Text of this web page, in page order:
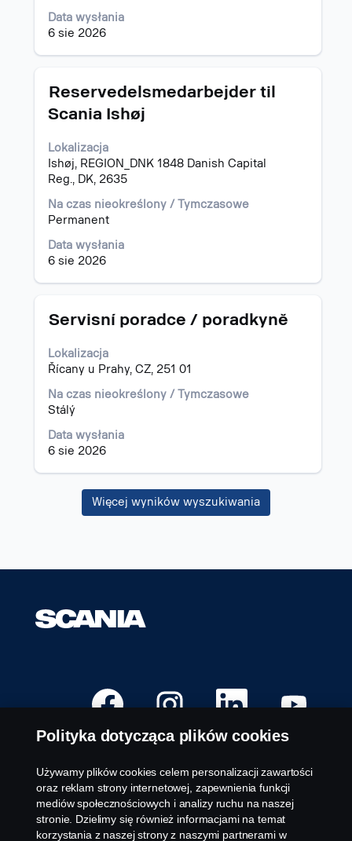
Data wysłania
6 sie 2026
oferty
pracy.
Tytuł
Reservedelsmedarbejder til
Scania Ishøj
Lokalizacja
Ishøj, REGION_DNK 1848 Danish Capital
Reg., DK, 2635
Na czas nieokreślony / Tymczasowe
Permanent
Data wysłania
6 sie 2026
Zaznacz
pomocą
aby
wyświetlić
pełną
treść
danych
pracy.
Tytuł
Servisní poradce / poradkyně
Lokalizacja
Řícany u Prahy, CZ, 251 01
Na czas nieokreślony / Tymczasowe
Stálý
Data wysłania
6 sie 2026
Zaznacz
pomocą
spacji,
wyświetlić
pełną
danych
oferty
pracy.
Więcej wyników wyszukiwania
w
e
r
s
i
ę
n
a
n
o
w
e
r
i
ę
n
a
n
o
O
w
e
r
i
ę
n
a
n
o
w
e
r
i
ę
n
a
n
o
Dostępne stanowiska
Lokalizacje kariery
Skontaktuj się z nami
Polityka dotycząca plików cookies
Używamy plików cookies celem personalizacji zawartości
oraz reklam strony internetowej, zapewnienia funkcji
mediów społecznościowych i analizy ruchu na naszej
stronie. Dzielimy się również informacjami na temat
korzystania z naszej strony z naszymi partnerami w